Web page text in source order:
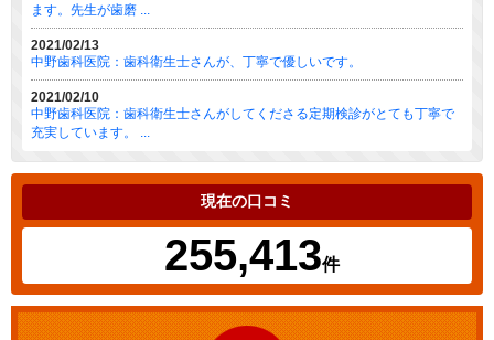
ます。先生が歯磨 ...
2021/02/13
中野歯科医院：歯科衛生士さんが、丁寧で優しいです。
2021/02/10
中野歯科医院：歯科衛生士さんがしてくださる定期検診がとても丁寧で
充実しています。 ...
現在の口コミ
255,413件